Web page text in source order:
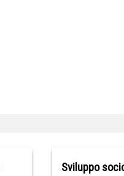
Sviluppo